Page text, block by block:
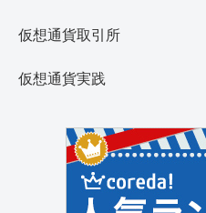
仮想通貨取引所
仮想通貨実践